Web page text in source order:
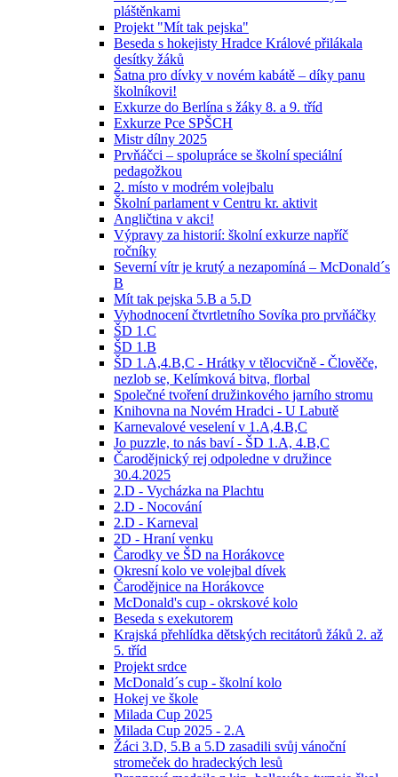
pláštěnkami
Projekt "Mít tak pejska"
Beseda s hokejisty Hradce Králové přilákala
desítky žáků
Šatna pro dívky v novém kabátě – díky panu
školníkovi!
Exkurze do Berlína s žáky 8. a 9. tříd
Exkurze Pce SPŠCH
Mistr dílny 2025
Prvňáčci – spolupráce se školní speciální
pedagožkou
2. místo v modrém volejbalu
Školní parlament v Centru kr. aktivit
Angličtina v akci!
Výpravy za historií: školní exkurze napříč
ročníky
Severní vítr je krutý a nezapomíná – McDonald´s
B
Mít tak pejska 5.B a 5.D
Vyhodnocení čtvrtletního Sovíka pro prvňáčky
ŠD 1.C
ŠD 1.B
ŠD 1.A,4.B,C - Hrátky v tělocvičně - Člověče,
nezlob se, Kelímková bitva, florbal
Společné tvoření družinkového jarního stromu
Knihovna na Novém Hradci - U Labutě
Karnevalové veselení v 1.A,4.B,C
Jo puzzle, to nás baví - ŠD 1.A, 4.B,C
Čarodějnický rej odpoledne v družince
30.4.2025
2.D - Vycházka na Plachtu
2.D - Nocování
2.D - Karneval
2D - Hraní venku
Čarodky ve ŠD na Horákovce
Okresní kolo ve volejbal dívek
Čarodějnice na Horákovce
McDonald's cup - okrskové kolo
Beseda s exekutorem
Krajská přehlídka dětských recitátorů žáků 2. až
5. tříd
Projekt srdce
McDonald´s cup - školní kolo
Hokej ve škole
Milada Cup 2025
Milada Cup 2025 - 2.A
Žáci 3.D, 5.B a 5.D zasadili svůj vánoční
stromeček do hradeckých lesů